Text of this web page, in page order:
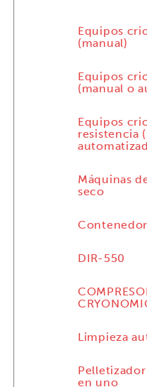
Equipos
(manual)
Equipos
(manual o
Equipos
resistencia
Máquinas
seco
DIR-550
Limpieza
en uno